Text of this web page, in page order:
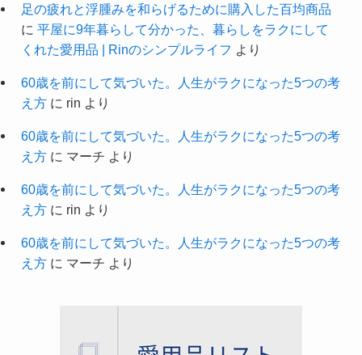
足の疲れと浮腫みを和らげるために購入した百均商品
に 平屋に9年暮らして分かった、暮らしをラクにして
くれた愛用品 | Rinのシンプルライフ より
60歳を前にして気づいた。人生がラクになった5つの考
え方に rin より
60歳を前にして気づいた。人生がラクになった5つの考
え方に マーチ より
60歳を前にして気づいた。人生がラクになった5つの考
え方に rin より
60歳を前にして気づいた。人生がラクになった5つの考
え方に マーチ より